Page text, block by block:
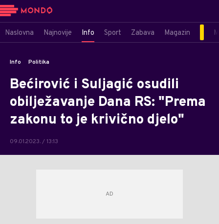
Naslovna Najnovije Info Sport Zabava Magazin
Info Politika
Bećirović i Suljagić osudili
obilježavanje Dana RS: "Prema
zakonu to je krivično djelo"
09.01.2023. / 13:13